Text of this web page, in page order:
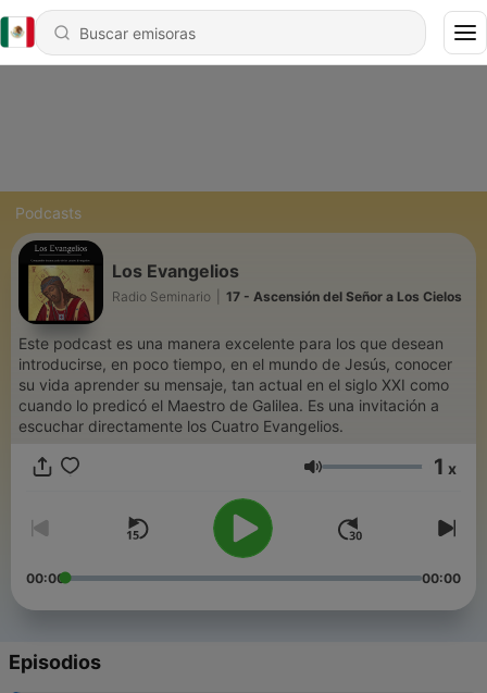
Podcasts
Los Evangelios
Radio Seminario 17 - Ascensión del Señor a Los Cielos
Este podcast es una manera excelente para los que desean
introducirse, en poco tiempo, en el mundo de Jesús, conocer
su vida aprender su mensaje, tan actual en el siglo XXI como
cuando lo predicó el Maestro de Galilea. Es una invitación a
escuchar directamente los Cuatro Evangelios.
Volumen 1 x
00:00 00:00
Episodios